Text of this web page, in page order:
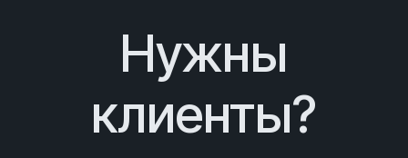
Нужны
клиенты?